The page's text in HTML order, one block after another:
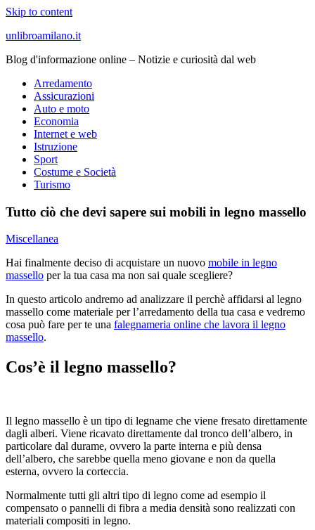
Skip to content
unlibroamilano.it
Blog d'informazione online – Notizie e curiosità dal web
Arredamento
Assicurazioni
Auto e moto
Economia
Internet e web
Istruzione
Sport
Costume e Società
Turismo
Tutto ciò che devi sapere sui mobili in legno massello
Miscellanea
Hai finalmente deciso di acquistare un nuovo mobile in legno
massello per la tua casa ma non sai quale scegliere?
In questo articolo andremo ad analizzare il perchè affidarsi al legno
massello come materiale per l’arredamento della tua casa e vedremo
cosa può fare per te una falegnameria online che lavora il legno
massello.
Cos’è il legno massello?
Il legno massello è un tipo di legname che viene fresato direttamente
dagli alberi. Viene ricavato direttamente dal tronco dell’albero, in
particolare dal durame, ovvero la parte interna e più densa
dell’albero, che sarebbe quella meno giovane e non da quella
esterna, ovvero la corteccia.
Normalmente tutti gli altri tipo di legno come ad esempio il
compensato o pannelli di fibra a media densità sono realizzati con
materiali compositi in legno.